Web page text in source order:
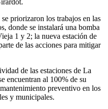
priorizaron los trabajos en las
donde se instalará una bomba
1 y 2; la nueva estación de
de las acciones para mitigar
de las estaciones de La
encuentran al 100% de su
preventivo en los
y municipales.